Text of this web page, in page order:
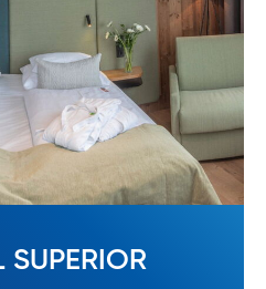
SUPERIOR